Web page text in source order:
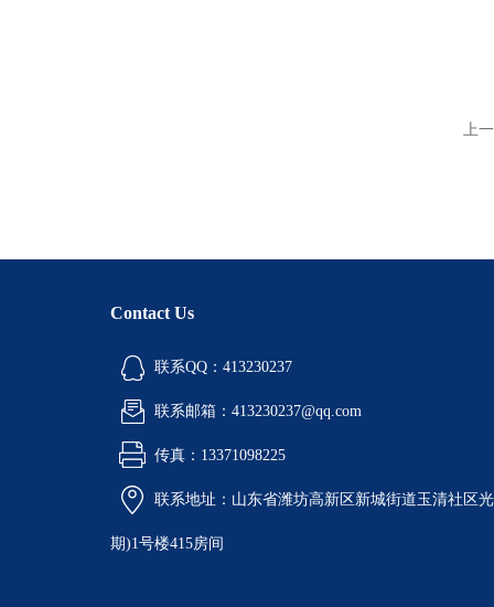
上
Contact Us
联系QQ：413230237
联系邮箱：413230237@qq.com
传真：13371098225
联系地址：山东省潍坊高新区新城街道玉清社区
期)1号楼415房间